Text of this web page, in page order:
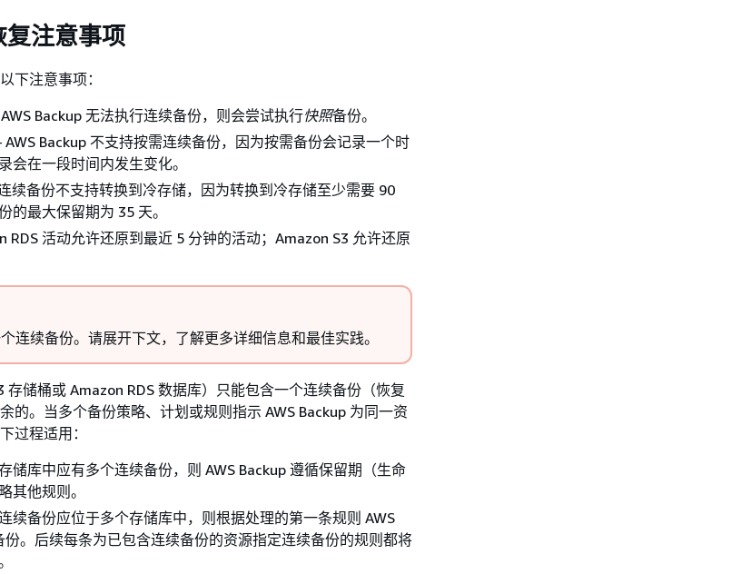
注意事项
下注意事项：
Backup 无法执行连续备份，则会尝试执行快照备份。
Backup 不支持按需连续备份，因为按需备份会记录一个时
会在一段时间内发生变化。
续备份不支持转换到冷存储，因为转换到冷存储至少需要 90
的最大保留期为 35 天。
RDS 活动允许还原到最近 5 分钟的活动；Amazon S3 允许还原
连续备份。请展开下文，了解更多详细信息和最佳实践。
存储桶或 Amazon RDS 数据库）只能包含一个连续备份（恢复
的。当多个备份策略、计划或规则指示 AWS Backup 为同一资
过程适用：
储库中应有多个连续备份，则 AWS Backup 遵循保留期（生命
其他规则。
续备份应位于多个存储库中，则根据处理的第一条规则 AWS
份。后续每条为已包含连续备份的资源指定连续备份的规则都将